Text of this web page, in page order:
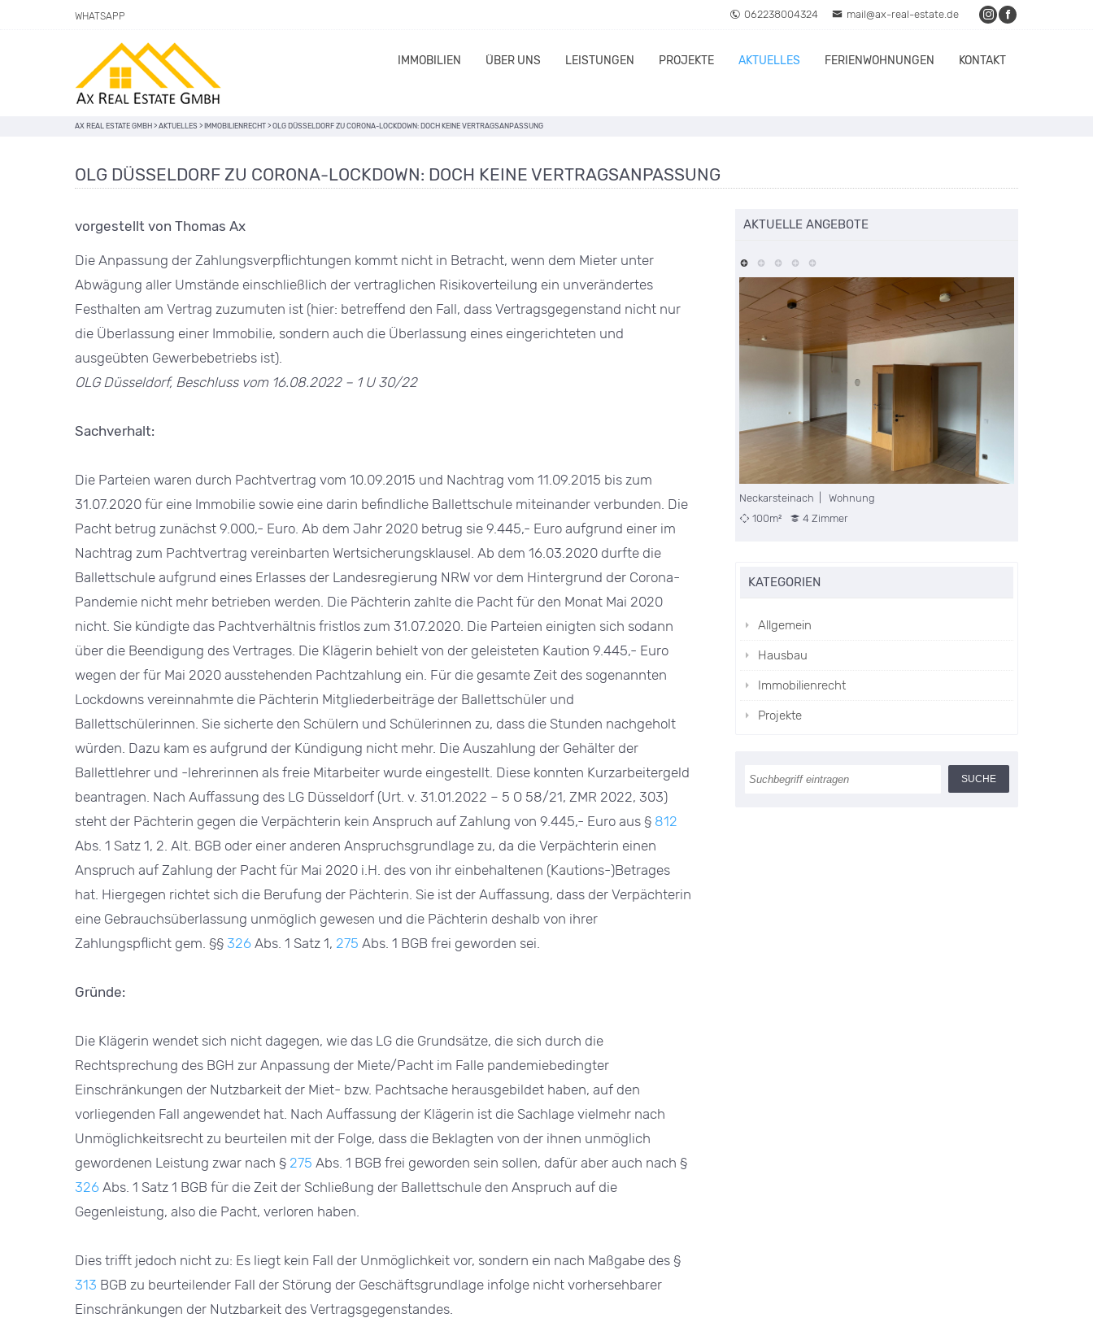
WHATSAPP 062238004324 mail@ax-real-estate.de
IMMOBILIEN ÜBER UNS LEISTUNGEN PROJEKTE AKTUELLES FERIENWOHNUNGEN KONTAKT
AX REAL ESTATE GMBH > AKTUELLES > IMMOBILIENRECHT > OLG DÜSSELDORF ZU CORONA-LOCKDOWN: DOCH KEINE VERTRAGSANPASSUNG
OLG DÜSSELDORF ZU CORONA-LOCKDOWN: DOCH KEINE VERTRAGSANPASSUNG
vorgestellt von Thomas Ax
Die Anpassung der Zahlungsverpflichtungen kommt nicht in Betracht, wenn dem Mieter unter
Abwägung aller Umstände einschließlich der vertraglichen Risikoverteilung ein unverändertes
Festhalten am Vertrag zuzumuten ist (hier: betreffend den Fall, dass Vertragsgegenstand nicht nur
die Überlassung einer Immobilie, sondern auch die Überlassung eines eingerichteten und
ausgeübten Gewerbebetriebs ist).
OLG Düsseldorf, Beschluss vom 16.08.2022 – 1 U 30/22
Sachverhalt:
Die Parteien waren durch Pachtvertrag vom 10.09.2015 und Nachtrag vom 11.09.2015 bis zum
31.07.2020 für eine Immobilie sowie eine darin befindliche Ballettschule miteinander verbunden. Die
Pacht betrug zunächst 9.000,- Euro. Ab dem Jahr 2020 betrug sie 9.445,- Euro aufgrund einer im
Nachtrag zum Pachtvertrag vereinbarten Wertsicherungsklausel. Ab dem 16.03.2020 durfte die
Ballettschule aufgrund eines Erlasses der Landesregierung NRW vor dem Hintergrund der Corona-
Pandemie nicht mehr betrieben werden. Die Pächterin zahlte die Pacht für den Monat Mai 2020
nicht. Sie kündigte das Pachtverhältnis fristlos zum 31.07.2020. Die Parteien einigten sich sodann
über die Beendigung des Vertrages. Die Klägerin behielt von der geleisteten Kaution 9.445,- Euro
wegen der für Mai 2020 ausstehenden Pachtzahlung ein. Für die gesamte Zeit des sogenannten
Lockdowns vereinnahmte die Pächterin Mitgliederbeiträge der Ballettschüler und
Ballettschülerinnen. Sie sicherte den Schülern und Schülerinnen zu, dass die Stunden nachgeholt
würden. Dazu kam es aufgrund der Kündigung nicht mehr. Die Auszahlung der Gehälter der
Ballettlehrer und -lehrerinnen als freie Mitarbeiter wurde eingestellt. Diese konnten Kurzarbeitergeld
beantragen. Nach Auffassung des LG Düsseldorf (Urt. v. 31.01.2022 – 5 O 58/21, ZMR 2022, 303)
steht der Pächterin gegen die Verpächterin kein Anspruch auf Zahlung von 9.445,- Euro aus § 812
Abs. 1 Satz 1, 2. Alt. BGB oder einer anderen Anspruchsgrundlage zu, da die Verpächterin einen
Anspruch auf Zahlung der Pacht für Mai 2020 i.H. des von ihr einbehaltenen (Kautions-)Betrages
hat. Hiergegen richtet sich die Berufung der Pächterin. Sie ist der Auffassung, dass der Verpächterin
eine Gebrauchsüberlassung unmöglich gewesen und die Pächterin deshalb von ihrer
Zahlungspflicht gem. §§ 326 Abs. 1 Satz 1, 275 Abs. 1 BGB frei geworden sei.
Gründe:
Die Klägerin wendet sich nicht dagegen, wie das LG die Grundsätze, die sich durch die
Rechtsprechung des BGH zur Anpassung der Miete/Pacht im Falle pandemiebedingter
Einschränkungen der Nutzbarkeit der Miet- bzw. Pachtsache herausgebildet haben, auf den
vorliegenden Fall angewendet hat. Nach Auffassung der Klägerin ist die Sachlage vielmehr nach
Unmöglichkeitsrecht zu beurteilen mit der Folge, dass die Beklagten von der ihnen unmöglich
gewordenen Leistung zwar nach § 275 Abs. 1 BGB frei geworden sein sollen, dafür aber auch nach §
326 Abs. 1 Satz 1 BGB für die Zeit der Schließung der Ballettschule den Anspruch auf die
Gegenleistung, also die Pacht, verloren haben.
Dies trifft jedoch nicht zu: Es liegt kein Fall der Unmöglichkeit vor, sondern ein nach Maßgabe des §
313 BGB zu beurteilender Fall der Störung der Geschäftsgrundlage infolge nicht vorhersehbarer
Einschränkungen der Nutzbarkeit des Vertragsgegenstandes.
AKTUELLE ANGEBOTE
Neckarsteinach | Wohnung
Neckarsteinach | Wohnung
Unterdielbach | Wohnung
97m²
KATEGORIEN
Allgemein
Hausbau
Immobilienrecht
Projekte